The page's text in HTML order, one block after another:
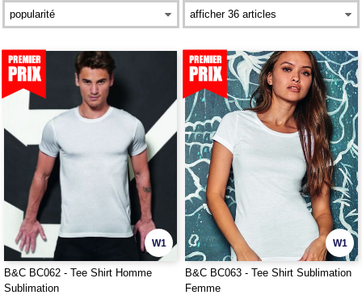
W1
B&C BC062 - Tee Shirt Homme
Sublimation
W1
B&C BC063 - Tee Shirt Sublimation
Femme